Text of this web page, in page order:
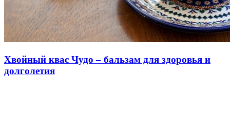
Хвойный квас Чудо – бальзам для здоровья и
долголетия